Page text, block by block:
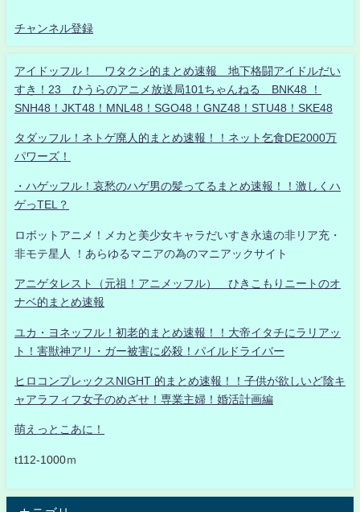
チャンネル登録
アイドッフル！ ワタクシ的まとめ速報 地下格闘アイドルだい
すき！23 ひうらのアニメ放送局101ちゃんねる BNK48 ！
SNH48！JKT48！MNL48！SGO48！GNZ48！STU48！SKE48
タダッフル！ネトゲ廃人的まとめ速報！！ネット乞食DE2000万
パワーズ！
・ハゲッフル！哀愁のハゲ男の髪ってるまとめ速報！！激しくハ
ゲっTEL？
ロボットアニメ！メカと美少女キャラだいすき永遠の非リア充・
非モテ星人 ！あらゆるマニアの為のマニアックサイト
アニゲタレスト（元祖！アニメッフル） ひきこもりニートのオ
ナベ的まとめ速報
ユカ・ヨネッフル！初老的まとめ速報！！大帝イタチにラリアッ
ト！害獣神アリ・ガー被害に必殺！パイルドライバー
ヒロコンプレックスNIGHT 的まとめ速報！！子供が欲しいど陰キ
ャアラフィフ女子のめざせ！専業主婦！婚活計画編
萌えっとこあに！
t112-1000ｍ